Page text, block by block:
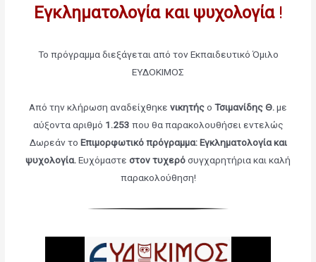
Εγκληματολογία και ψυχολογία !
Το πρόγραμμα διεξάγεται από τον Εκπαιδευτικό Όμιλο
ΕΥΔΟΚΙΜΟΣ
Από την κλήρωση αναδείχθηκε νικητήςο Τσιμανίδης Θ.με
αύξοντα αριθμό 1.253 που θα παρακολουθήσει εντελώς
Δωρεάν το Επιμορφωτικό πρόγραμμα: Εγκληματολογία και
ψυχολογία.Ευχόμαστε στον τυχερόσυγχαρητήρια και καλή
παρακολούθηση!